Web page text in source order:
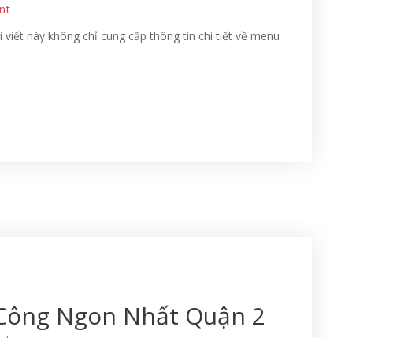
này không chỉ cung cấp thông tin chi tiết về menu
Ngon Nhất Quận 2